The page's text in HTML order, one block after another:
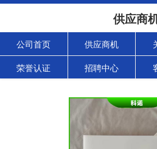
供应商
公司首页 供应商机
荣誉认证 招聘中心